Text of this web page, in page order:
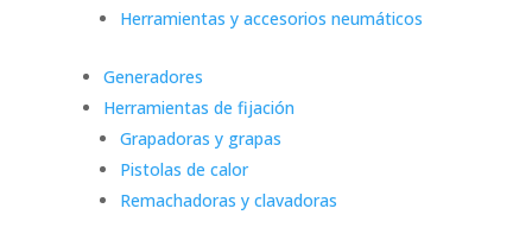
Herramientas y accesorios neumáticos
Generadores
Herramientas de fijación
Grapadoras y grapas
Pistolas de calor
Remachadoras y clavadoras